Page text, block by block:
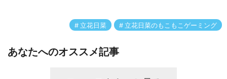
立花日菜 立花日菜のもこもこゲーミング
あなたへのオススメ記事